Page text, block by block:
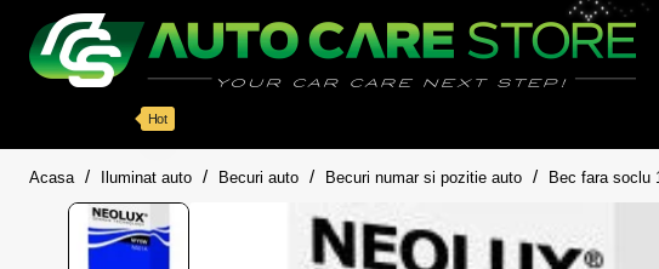
Hot
Acasa homeIluminat auto Becuri auto Becuri numar si pozitie auto Bec fara soclu